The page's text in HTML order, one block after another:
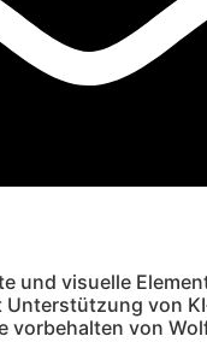
und visuelle
von
vorbehalten von